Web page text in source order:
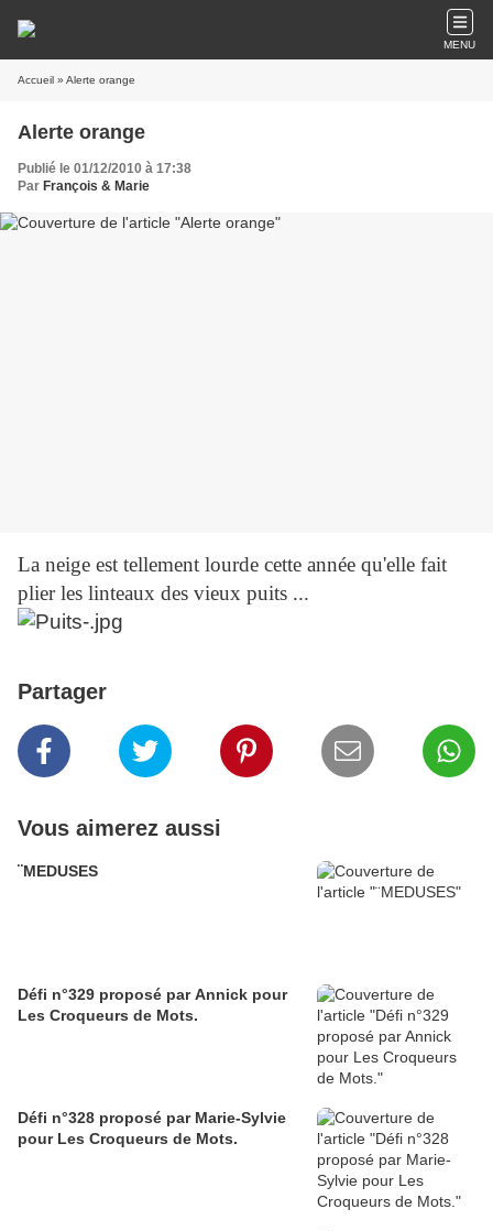
MENU
Accueil » Alerte orange
Alerte orange
Publié le 01/12/2010 à 17:38
Par François & Marie
La neige est tellement lourde cette année qu'elle fait
plier les linteaux des vieux puits ...
Partager
Vous aimerez aussi
¨MEDUSES
Défi n°329 proposé par Annick pour
Les Croqueurs de Mots.
Défi n°328 proposé par Marie-Sylvie
pour Les Croqueurs de Mots.